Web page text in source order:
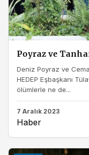
Poyraz ve
Deniz Poyraz ve
HEDEP Eşbaşkanı
ölümlerle ne de...
7 Aralık 2023
Haber